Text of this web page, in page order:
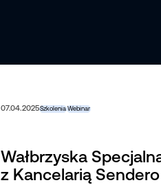
07.04.2025Szkolenia Webinar
Wałbrzyska
z Kancelarią